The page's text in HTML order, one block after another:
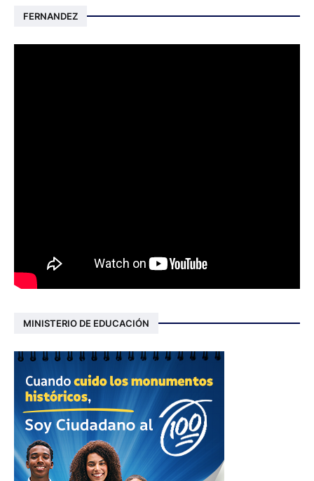
FERNANDEZ
MINISTERIO DE EDUCACIÓN